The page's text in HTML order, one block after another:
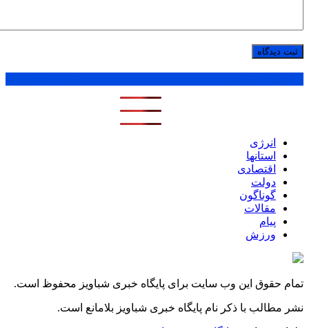
انرژی
استانها
اقتصادی
دولت
گوناگون
مقالات
پیام
ورزش
تمام حقوق این وب سایت برای پایگاه خبری شباویز محفوظ است.
نشر مطالب با ذکر نام پایگاه خبری شباویز بلامانع است.